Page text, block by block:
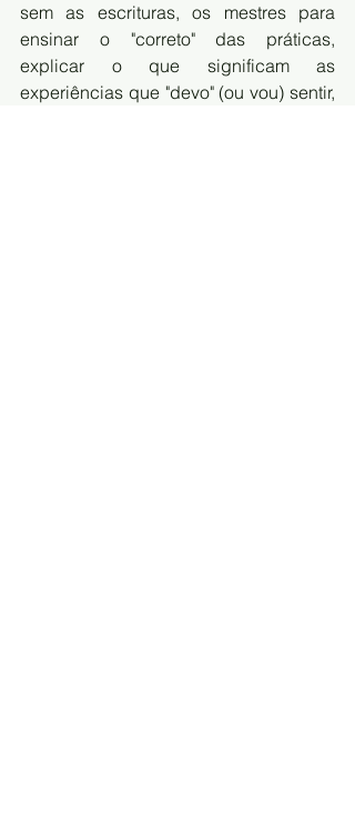
sem as escrituras, os mestres para
ensinar o "correto" das práticas,
explicar o que significam as
experiências que "devo" (ou vou) sentir,